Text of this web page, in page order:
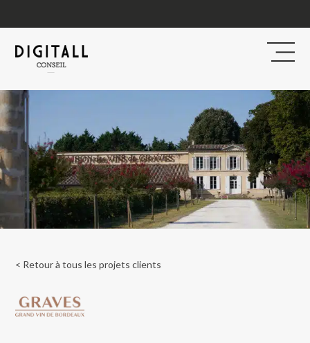
< Retour à tous les projets clients